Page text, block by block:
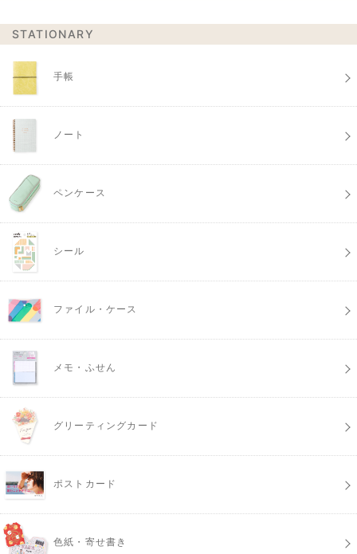
STATIONARY
手帳
ノート
ペンケース
シール
ファイル・ケース
メモ・ふせん
グリーティングカード
ポストカード
色紙・寄せ書き